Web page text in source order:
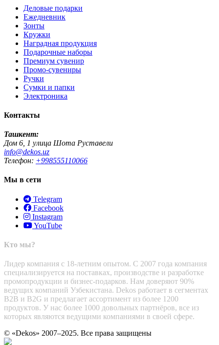
Деловые подарки
Ежедневник
Зонты
Кружки
Наградная продукция
Подарочные наборы
Премиум сувенир
Промо-сувениры
Ручки
Сумки и папки
Электроника
Контакты
Ташкент:
Дом 6, 1 улица Шота Руставели
info@dekos.uz
Телефон: +998555110066
Мы в сети
Telegram
Facebook
Instagram
YouTube
Кто мы?
Лидер компания с 18-летним опытом. С 2007 года компания
специализируется на поставках, производстве и разработке
промопродукции и бизнес-подарков. Нам доверяют 90%
ведущих компаний Узбекистана. Dekos работает в сегментах
B2B и B2G и предлагает ассортимент из более 1200
продуктов. У нас более 1000 довольных партнёров, все из
которых являются ведущими компаниями в своей сфере.
© «Dekos» 2007–2025. Все права защищены